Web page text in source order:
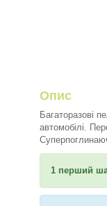
Опис
Багаторазові
автомобілі.
1 перший